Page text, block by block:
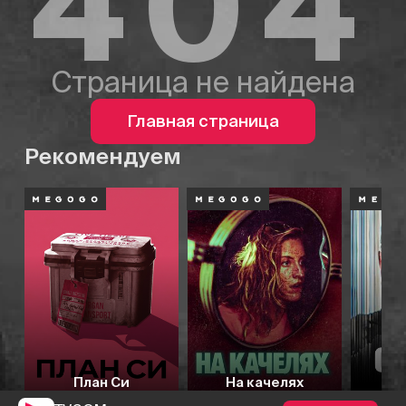
Страница не найдена
Главная страница
Рекомендуем
План Си На качелях